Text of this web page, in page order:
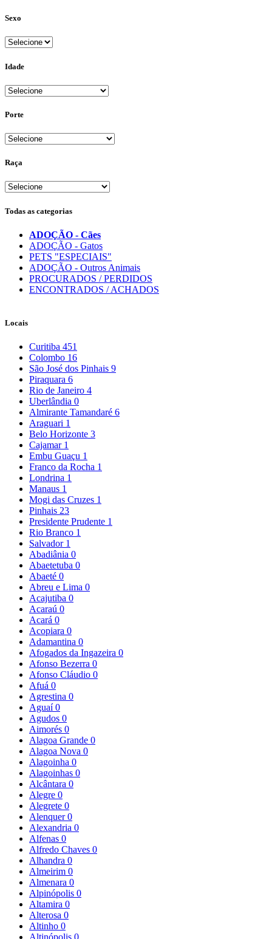
Sexo
Idade
Porte
Raça
Todas as categorias
ADOÇÃO - Cães
ADOÇÃO - Gatos
PETS "ESPECIAIS"
ADOÇÃO - Outros Animais
PROCURADOS / PERDIDOS
ENCONTRADOS / ACHADOS
Locais
Curitiba 451
Colombo 16
São José dos Pinhais 9
Piraquara 6
Rio de Janeiro 4
Uberlândia 0
Almirante Tamandaré 6
Araguari 1
Belo Horizonte 3
Cajamar 1
Embu Guaçu 1
Franco da Rocha 1
Londrina 1
Manaus 1
Mogi das Cruzes 1
Pinhais 23
Presidente Prudente 1
Rio Branco 1
Salvador 1
Abadiânia 0
Abaetetuba 0
Abaeté 0
Abreu e Lima 0
Acajutiba 0
Acaraú 0
Acará 0
Acopiara 0
Adamantina 0
Afogados da Ingazeira 0
Afonso Bezerra 0
Afonso Cláudio 0
Afuá 0
Agrestina 0
Aguaí0
Agudos 0
Aimorés 0
Alagoa Grande 0
Alagoa Nova 0
Alagoinha 0
Alagoinhas 0
Alcântara 0
Alegre 0
Alegrete 0
Alenquer0
Alexandria 0
Alfenas 0
Alfredo Chaves 0
Alhandra 0
Almeirim 0
Almenara 0
Alpinópolis 0
Altamira 0
Alterosa 0
Altinho 0
Altinópolis 0